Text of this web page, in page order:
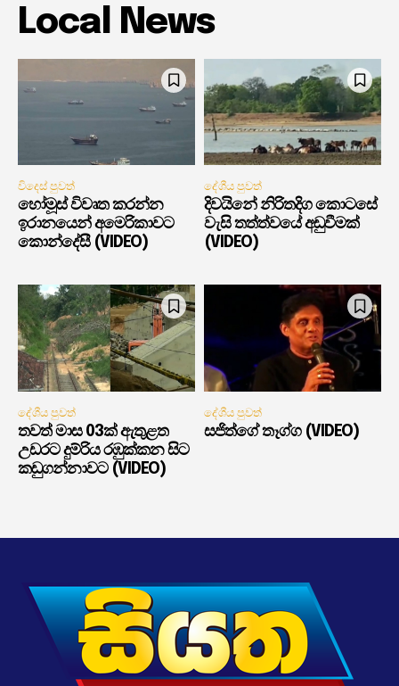
Local News
විදෙස් පුවත්
හෝමූස් විවෘත කරන්න
ඉරානයෙන් අමෙරිකාවට
කොන්දේසී (VIDEO)
දේශීය පුවත්
දිවයිනේ නිරිතදිග කොටසේ
වැසි තත්ත්වයේ අඩුවීමක්
(VIDEO)
දේශීය පුවත්
තවත් මාස 03ක් ඇතුළත
උඩරට දුම්රිය රඹුක්කන සිට
කඩුගන්නාවට (VIDEO)
දේශීය පුවත්
සජිත්ගේ තෑග්ග (VIDEO)